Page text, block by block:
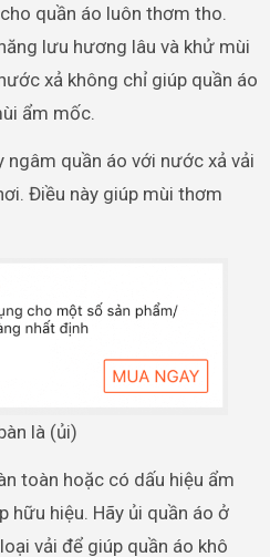
quần áo luôn thơm tho.
lưu hương lâu và khử mùi
xả không chỉ giúp quần áo
ẩm mốc.
ngâm quần áo với nước xả vải
Điều này giúp mùi thơm
là (ủi)
toàn hoặc có dấu hiệu ẩm
hữu hiệu. Hãy ủi quần áo ở
vải để giúp quần áo khô